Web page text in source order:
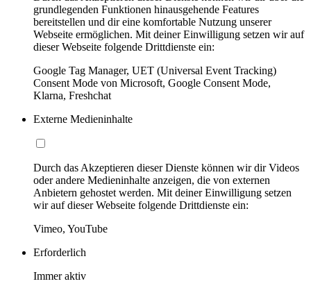
grundlegenden Funktionen hinausgehende Features
bereitstellen und dir eine komfortable Nutzung unserer
Webseite ermöglichen. Mit deiner Einwilligung setzen wir auf
dieser Webseite folgende Drittdienste ein:
Google Tag Manager, UET (Universal Event Tracking)
Consent Mode von Microsoft, Google Consent Mode,
Klarna, Freshchat
Externe Medieninhalte
Durch das Akzeptieren dieser Dienste können wir dir Videos
oder andere Medieninhalte anzeigen, die von externen
Anbietern gehostet werden. Mit deiner Einwilligung setzen
wir auf dieser Webseite folgende Drittdienste ein:
Vimeo, YouTube
Erforderlich
Immer aktiv